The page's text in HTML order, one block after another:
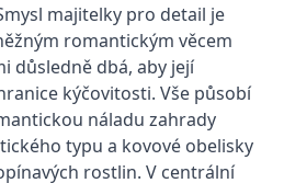
majitelky pro detail je
romantickým věcem
důsledně dbá, aby její
kýčovitosti. Vše působí
náladu zahrady
typu a kovové obelisky
rostlin. V centrální